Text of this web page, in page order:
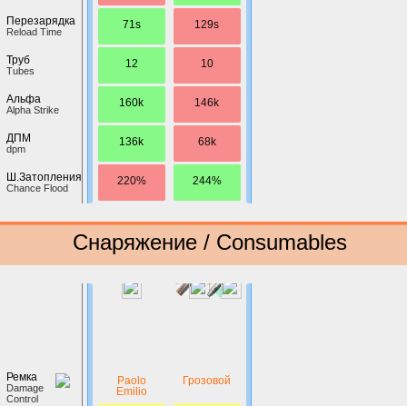
Перезарядка
Reload Time
Труб
Tubes
Альфа
Alpha Strike
ДПМ
dpm
Ш.Затопления
Chance Flood
71s
12
160k
136k
220%
129s
10
146k
68k
244%
Снаряжение / Consumables
Ремка
Damage
Control
Paolo
Emilio
Грозовой